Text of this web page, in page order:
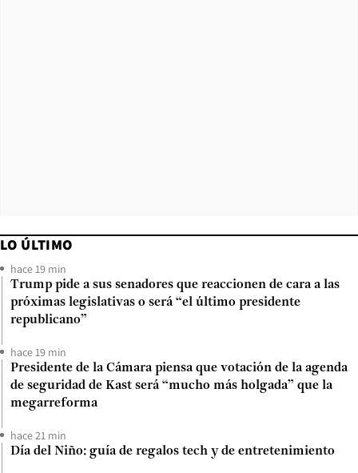
LO ÚLTIMO
hace 19 min
Trump pide a sus senadores que reaccionen de cara a las
próximas legislativas o será “el último presidente
republicano”
hace 19 min
Presidente de la Cámara piensa que votación de la agenda
de seguridad de Kast será “mucho más holgada” que la
megarreforma
hace 21 min
Día del Niño: guía de regalos tech y de entretenimiento